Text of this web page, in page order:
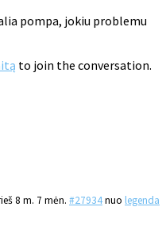
pompa, jokiu problemu
to join the conversation.
8 m. 7 mėn. #27934nuo legenda